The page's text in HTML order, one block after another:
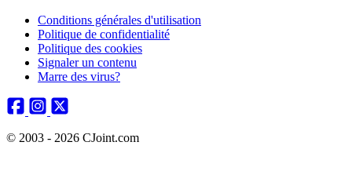
Conditions générales d'utilisation
Politique de confidentialité
Politique des cookies
Signaler un contenu
Marre des virus?
© 2003 - 2026 CJoint.com